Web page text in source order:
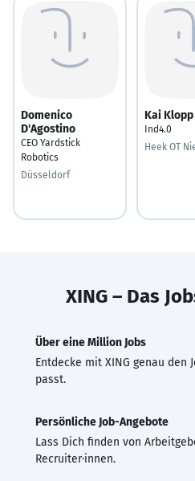
Domenico
D'Agostino
CEO Yardstick
Robotics
Düsseldorf
Kai Klopp
Ind4.0
Heek OT
XING – Das
Über eine Million Jobs
Entdecke mit XING genau den
passt.
Persönliche Job-Angebote
Lass Dich finden von
Recruiter·innen.